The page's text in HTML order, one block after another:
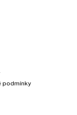
podmínky